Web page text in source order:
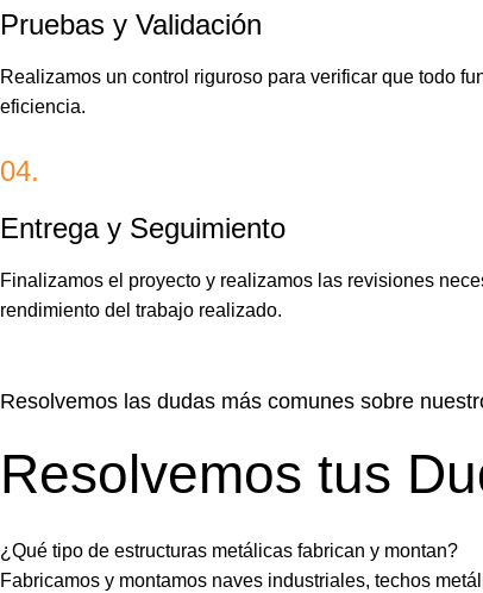
Pruebas y Validación
Realizamos un control riguroso para verificar que todo
eficiencia.
04.
Entrega y Seguimiento
Finalizamos el proyecto y realizamos las revisiones
rendimiento del trabajo realizado.
Resolvemos las dudas más comunes sobre
Resolvemos tus
¿Qué tipo de estructuras metálicas fabrican y montan?
Fabricamos y montamos naves industriales, techos